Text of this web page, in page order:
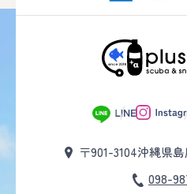
〒901-3104沖縄県
098-